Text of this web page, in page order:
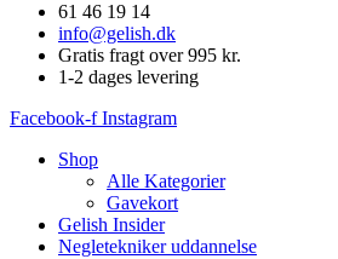
61 46 19 14
info@gelish.dk
Gratis fragt over 995 kr.
1-2 dages levering
Facebook-f Instagram
Shop
Alle Kategorier
Gavekort
Gelish Insider
Negletekniker uddannelse